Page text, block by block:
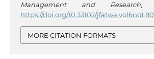
Management and Research,
https://doi.org/10.33102/jfatwa.vol6no1.80
MORE CITATION FORMATS